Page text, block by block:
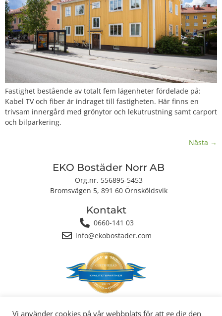
Fastighet bestående av totalt fem lägenheter fördelade på:
Kabel TV och fiber är indraget till fastigheten. Här finns en
trivsam innergård med grönytor och lekutrustning samt carport
och bilparkering.
Nästa →
EKO Bostäder Norr AB
Org.nr. 556895-5453
Bromsvägen 5, 891 60 Örnsköldsvik
Kontakt
0660-141 03
info@ekobostader.com
Vi använder cookies på vår webbplats för att ge dig den